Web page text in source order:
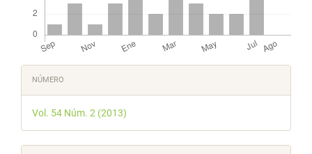
Detalles
del
artículo
NÚMERO
Vol. 54 Núm. 2 (2013)